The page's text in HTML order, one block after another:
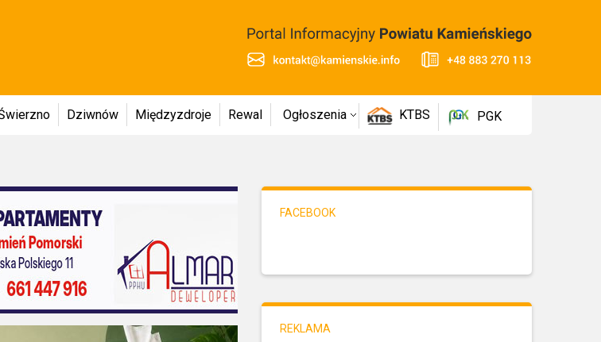
Dziwnów Międzyzdroje Rewal Ogłoszenia KTBS PGK
FACEBOOK
REKLAMA